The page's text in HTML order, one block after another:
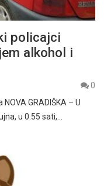
policajci
alkohol i
0
GRADIŠKA – U
u 0.55 sati,…